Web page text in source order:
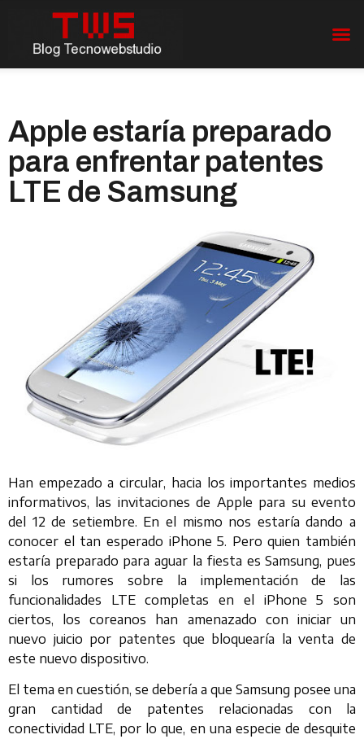
Apple estaría preparado
para enfrentar patentes
LTE de Samsung
Han empezado a circular, hacia los importantes medios
informativos, las invitaciones de Apple para su evento
del 12 de setiembre. En el mismo nos estaría dando a
conocer el tan esperado iPhone 5. Pero quien también
estaría preparado para aguar la fiesta es Samsung, pues
si los rumores sobre la implementación de las
funcionalidades LTE completas en el iPhone 5 son
ciertos, los coreanos han amenazado con iniciar un
nuevo juicio por patentes que bloquearía la venta de
este nuevo dispositivo.
El tema en cuestión, se debería a que Samsung posee una
gran cantidad de patentes relacionadas con la
conectividad LTE, por lo que, en una especie de desquite